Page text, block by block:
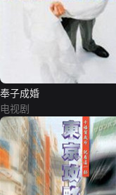
奉子成婚
电视剧